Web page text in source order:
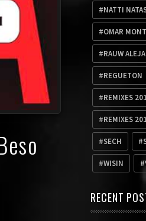
NATTI
OMAR
RAUW
REGUETON
REMIXES
REMIXES
SECH
WISIN
RECENT